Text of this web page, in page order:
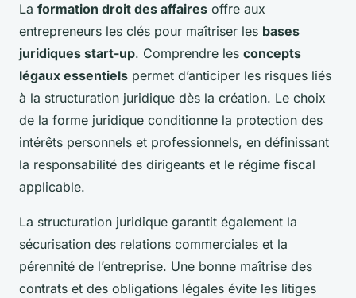
La formation droit des affaires offre aux
entrepreneurs les clés pour maîtriser les bases
juridiques start-up. Comprendre les concepts
légaux essentiels permet d’anticiper les risques liés
à la structuration juridique dès la création. Le choix
de la forme juridique conditionne la protection des
intérêts personnels et professionnels, en définissant
la responsabilité des dirigeants et le régime fiscal
applicable.
La structuration juridique garantit également la
sécurisation des relations commerciales et la
pérennité de l’entreprise. Une bonne maîtrise des
contrats et des obligations légales évite les litiges